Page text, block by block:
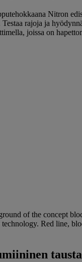
Nitron
rajoja ja
joissa on